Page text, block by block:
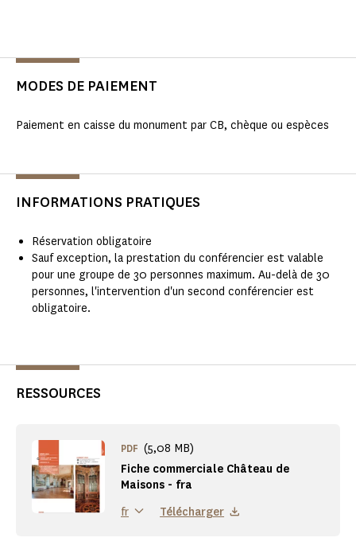
MODES DE PAIEMENT
Paiement en caisse du monument par CB, chèque ou espèces
INFORMATIONS PRATIQUES
Réservation obligatoire
Sauf exception, la prestation du conférencier est valable
pour une groupe de 30 personnes maximum. Au-delà de 30
personnes, l'intervention d'un second conférencier est
obligatoire.
RESSOURCES
Fiche commerciale Château de
Maisons - fra
PDF (5,08 MB)
fr Télécharger